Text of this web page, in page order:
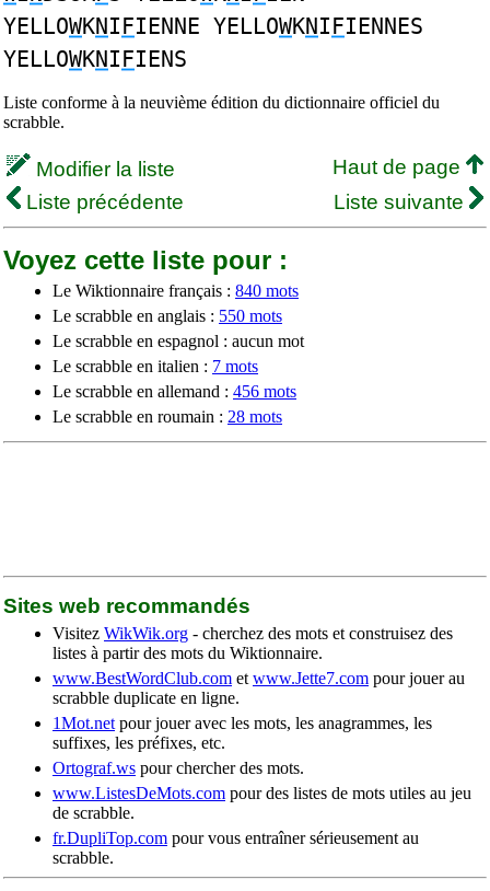
YELLOWKNIFIENNE YELLOWKNIFIENNES
YELLOWKNIFIENS
Liste conforme à la neuvième édition du dictionnaire officiel du
scrabble.
Modifier la liste
Haut de page
Liste précédente
Liste suivante
Voyez cette liste pour :
Le Wiktionnaire français : 840 mots
Le scrabble en anglais : 550 mots
Le scrabble en espagnol : aucun mot
Le scrabble en italien : 7 mots
Le scrabble en allemand : 456 mots
Le scrabble en roumain : 28 mots
Sites web recommandés
Visitez WikWik.org - cherchez des mots et construisez des
listes à partir des mots du Wiktionnaire.
www.BestWordClub.com et www.Jette7.com pour jouer au
scrabble duplicate en ligne.
1Mot.net pour jouer avec les mots, les anagrammes, les
suffixes, les préfixes, etc.
Ortograf.ws pour chercher des mots.
www.ListesDeMots.com pour des listes de mots utiles au jeu
de scrabble.
fr.DupliTop.com pour vous entraîner sérieusement au
scrabble.